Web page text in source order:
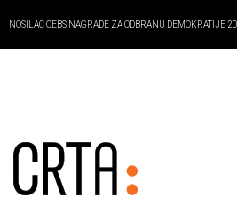
NOSILAC OEBS NAGRADE ZA ODBRANU DEMOKRATIJE